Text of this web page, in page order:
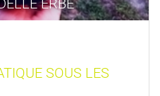
SOUS LES